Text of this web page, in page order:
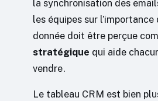
la synchronisation des
les équipes sur l’importance
donnée doit être perçue
stratégique qui aide
vendre.
Le tableau CRM est bien